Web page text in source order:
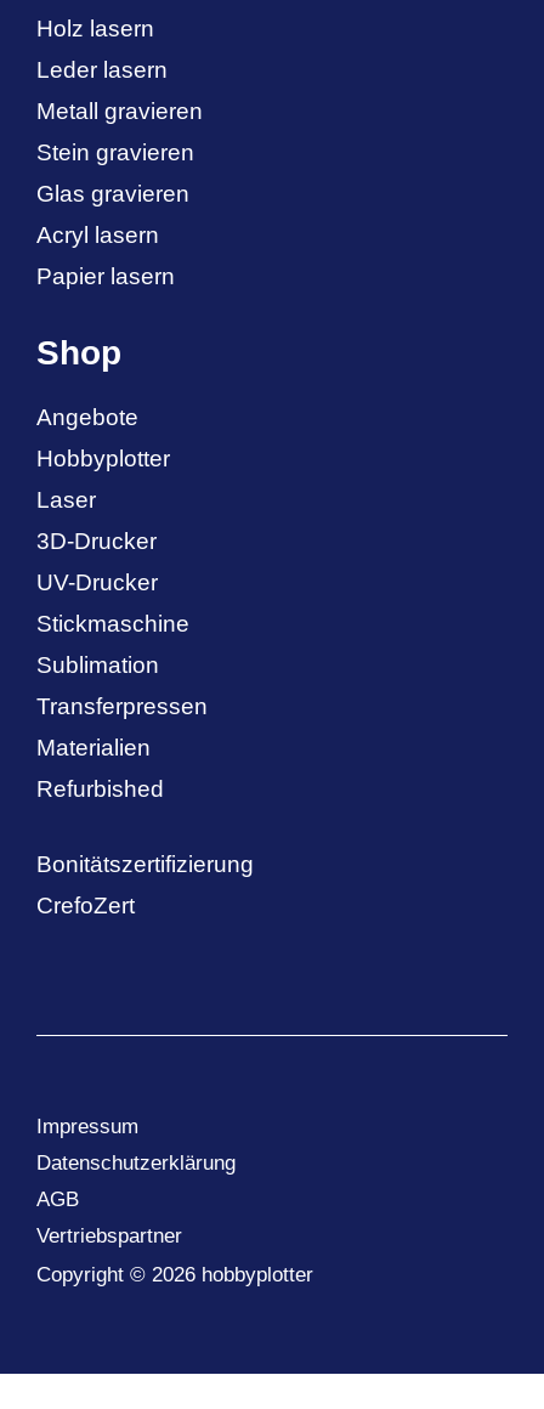
Holz lasern
Leder lasern
Metall gravieren
Stein gravieren
Glas gravieren
Acryl lasern
Papier lasern
Shop
Angebote
Hobbyplotter
Laser
3D-Drucker
UV-Drucker
Stickmaschine
Sublimation
Transferpressen
Materialien
Refurbished
Bonitätszertifizierung
CrefoZert
Copyright © 2026 hobbyplotter
Impressum
Datenschutzerklärung
AGB
Vertriebspartner